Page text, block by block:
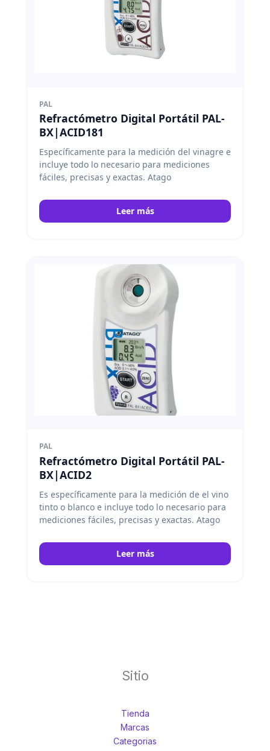
PAL
Refractómetro Digital Portátil PAL-
BX|ACID181
Específicamente para la medición del vinagre e
incluye todo lo necesario para mediciones
fáciles, precisas y exactas. Atago
Leer más
PAL
Refractómetro Digital Portátil PAL-
BX|ACID2
Es específicamente para la medición de el vino
tinto o blanco e incluye todo lo necesario para
mediciones fáciles, precisas y exactas. Atago
Leer más
Sitio
Tienda
Marcas
Categorias